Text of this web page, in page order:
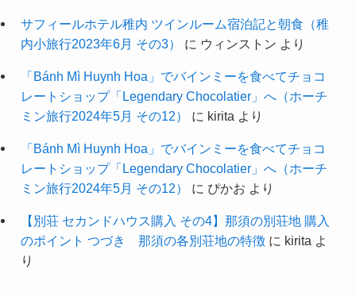
サフィールホテル稚内 ツインルーム宿泊記と朝食（稚
内小旅行2023年6月 その3）
に ウィンストン より
「Bánh Mì Huynh Hoa」でバインミーを食べてチョコ
レートショップ「Legendary Chocolatier」へ（ホーチ
ミン旅行2024年5月 その12）
に kirita より
「Bánh Mì Huynh Hoa」でバインミーを食べてチョコ
レートショップ「Legendary Chocolatier」へ（ホーチ
ミン旅行2024年5月 その12）
に ぴかお より
【別荘 セカンドハウス購入 その4】那須の別荘地 購入
のポイント つづき 那須の各別荘地の特徴に kirita よ
り